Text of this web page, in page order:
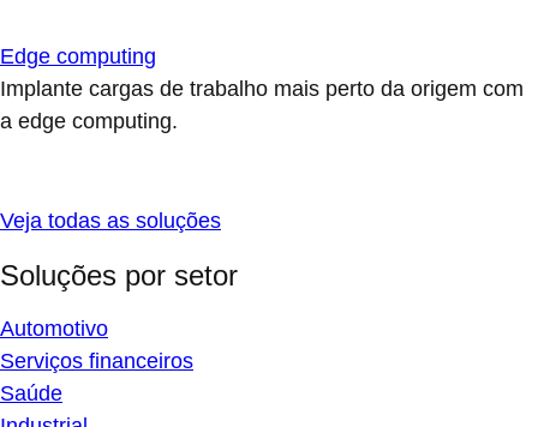
Edge computing
Implante cargas de trabalho mais perto da origem com
a edge computing.
Veja todas as soluções
Soluções por setor
Automotivo
Serviços financeiros
Saúde